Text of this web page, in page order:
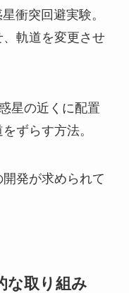
衝突回避実験。
軌道を変更させ
星の近くに配置
ずらす方法。
発が求められて
な取り組み